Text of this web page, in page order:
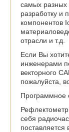
самых разных
разработку и
компонентов
отрасли и т.д.
Если Вы
инженерами
векторного
пожалуйста,
Программное
себя